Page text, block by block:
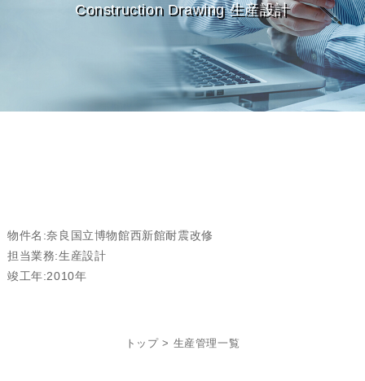
Construction Drawing 生産設計
物件名:奈良国立博物館西新館耐震改修
担当業務:生産設計
竣工年:2010年
トップ > 生産管理一覧